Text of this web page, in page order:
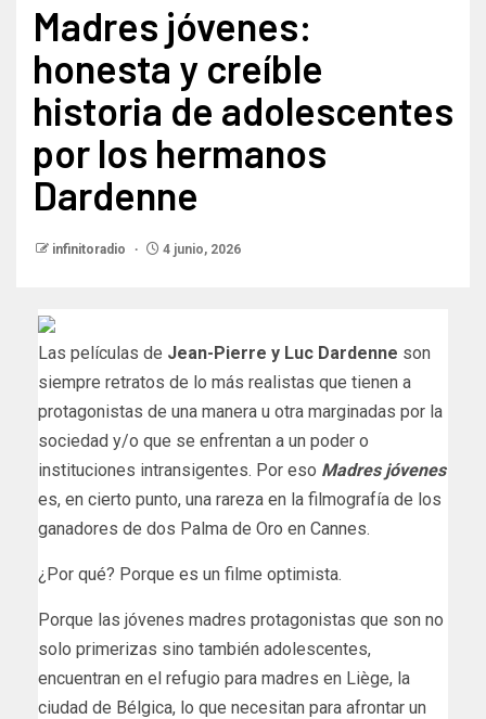
Madres jóvenes:
honesta y creíble
historia de adolescentes
por los hermanos
Dardenne
infinitoradio 4 junio, 2026
Las películas de Jean-Pierre y Luc Dardenne son
siempre retratos de lo más realistas que tienen a
protagonistas de una manera u otra marginadas por la
sociedad y/o que se enfrentan a un poder o
instituciones intransigentes. Por eso Madres jóvenes
es, en cierto punto, una rareza en la filmografía de los
ganadores de dos Palma de Oro en Cannes.
¿Por qué? Porque es un filme optimista.
Porque las jóvenes madres protagonistas que son no
solo primerizas sino también adolescentes,
encuentran en el refugio para madres en Liège, la
ciudad de Bélgica, lo que necesitan para afrontar un